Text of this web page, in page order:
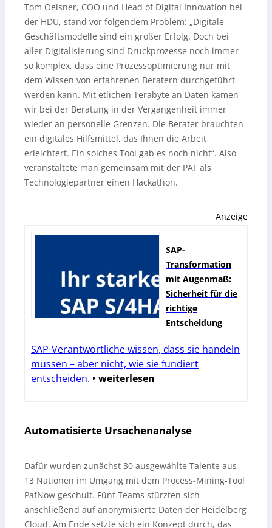
Tom Oelsner, COO und Head of Digital Innovation bei
der HDU, stand vor folgendem Problem: „Digitale
Geschäftsmodelle sind ein großer Erfolg. Doch bei
aller Digitalisierung sind Druckprozesse noch immer
so komplex, dass eine Prozessoptimierung nur mit
dem Wissen von erfahrenen Beratern durchgeführt
werden kann. Mit etlichen Terabyte an Daten kamen
wir bei der Beratung in der Vergangenheit immer
wieder an personelle Grenzen. Die Berater brauchten
ein digitales Hilfsmittel, das Ihnen die Arbeit
erleichtert. Ein solches Tool gab es noch nicht“. Also
veranstaltete man gemeinsam mit der PAF als
Technologiepartner einen Hackathon.
Anzeige
SAP-
Transformation
mit Augenmaß:
Sicherheit für die
richtige
Entscheidung
SAP-Verantwortliche wissen, dass sie handeln
müssen – aber nicht, wie sie fundiert
entscheiden. ‣ weiterlesen
Automatisierte Ursachenanalyse
Dafür wurden zunächst 30 ausgewählte Talente aus
13 Nationen im Umgang mit dem Process-Mining-Tool
PafNow geschult. Fünf Teams stürzten sich
anschließend auf anonymisierte Daten der Heidelberg
Cloud. Am Ende setzte sich ein Konzept durch, das